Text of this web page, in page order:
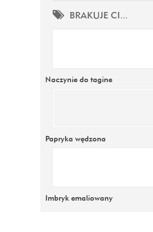
BRAKUJE CI...
Naczynie do tagine
Papryka wędzona
Imbryk emaliowany